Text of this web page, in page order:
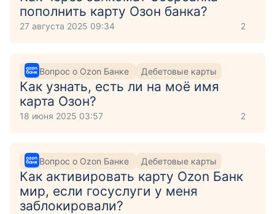
пополнить карту Озон банка?
27 августа 2025 09:34 2
Вопрос о Ozon Банке Дебетовые карты
Как узнать, есть ли на моё имя
карта Озон?
18 июня 2025 03:57 2
Вопрос о Ozon Банке Дебетовые карты
Как активировать карту Ozon Банк
мир, если госуслуги у меня
заблокировали?